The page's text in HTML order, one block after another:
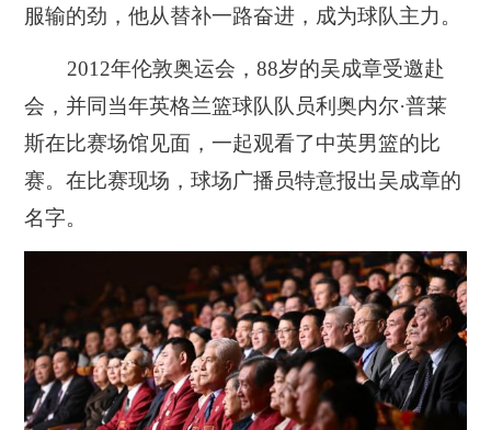
服输的劲，他从替补一路奋进，成为球队主力。
2012年伦敦奥运会，88岁的吴成章受邀赴
会，并同当年英格兰篮球队队员利奥内尔·普莱
斯在比赛场馆见面，一起观看了中英男篮的比
赛。在比赛现场，球场广播员特意报出吴成章的
名字。